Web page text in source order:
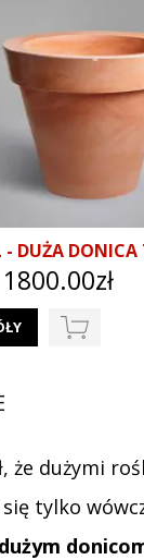
- DUŻA DONICA
1800.00zł
że dużymi
tylko
dużym